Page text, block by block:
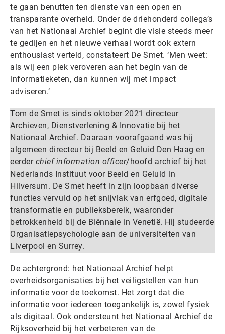
te gaan benutten ten dienste van een open en
transparante overheid. Onder de driehonderd collega’s
van het Nationaal Archief begint die visie steeds meer
te gedijen en het nieuwe verhaal wordt ook extern
enthousiast verteld, constateert De Smet. ‘Men weet:
als wij een plek veroveren aan het begin van de
informatieketen, dan kunnen wij met impact
adviseren.’
Tom de Smet is sinds oktober 2021 directeur
Archieven, Dienstverlening & Innovatie bij het
Nationaal Archief. Daaraan voorafgaand was hij
algemeen directeur bij Beeld en Geluid Den Haag en
eerder chief information officer/hoofd archief bij het
Nederlands Instituut voor Beeld en Geluid in
Hilversum. De Smet heeft in zijn loopbaan diverse
functies vervuld op het snijvlak van erfgoed, digitale
transformatie en publieksbereik, waaronder
betrokkenheid bij de Biënnale in Venetië. Hij studeerde
Organisatiepsychologie aan de universiteiten van
Liverpool en Surrey.
De achtergrond: het Nationaal Archief helpt
overheidsorganisaties bij het veiligstellen van hun
informatie voor de toekomst. Het zorgt dat die
informatie voor iedereen toegankelijk is, zowel fysiek
als digitaal. Ook ondersteunt het Nationaal Archief de
Rijksoverheid bij het verbeteren van de